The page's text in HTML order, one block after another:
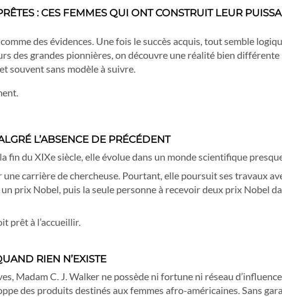
: CES FEMMES QUI ONT CONSTRUIT LEUR
des évidences. Une fois le succès acquis, tout semble
des grandes pionnières, on découvre une réalité bien différente
souvent sans modèle à suivre.
L’ABSENCE DE PRÉCÉDENT
fin du XIXe siècle, elle évolue dans un monde scientifique
une carrière de chercheuse. Pourtant, elle poursuit ses travaux
prix Nobel, puis la seule personne à recevoir deux prix Nobel
prêt à l’accueillir.
RIEN N’EXISTE
Madam C. J. Walker ne possède ni fortune ni réseau
des produits destinés aux femmes afro-américaines. Sans